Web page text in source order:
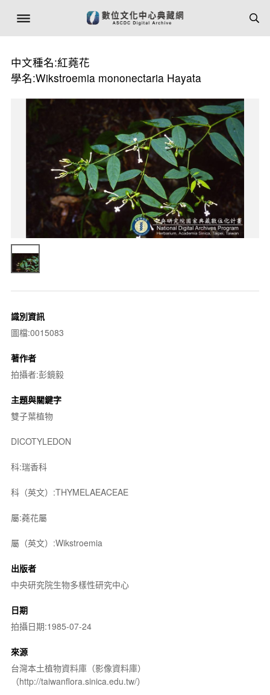
中文種名:紅蕘花
學名:Wikstroemia mononectaria Hayata
識別資訊
圖檔:0015083
著作者
拍攝者:彭鏡毅
主題與關鍵字
雙子葉植物
DICOTYLEDON
科:瑞香科
科（英文）:THYMELAEACEAE
屬:蕘花屬
屬（英文）:Wikstroemia
出版者
中央研究院生物多樣性研究中心
日期
拍攝日期:1985-07-24
來源
台灣本土植物資料庫（影像資料庫）
（http://taiwanflora.sinica.edu.tw/）